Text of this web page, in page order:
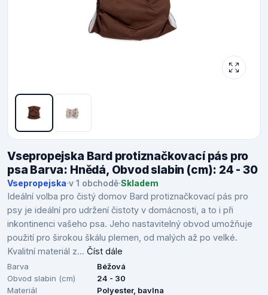
Vsepropejska Bard protiznačkovací pás pro
psa Barva: Hnědá, Obvod slabin (cm): 24 - 30
Vsepropejska·v 1 obchodě·Skladem
Ideální volba pro čistý domov Bard protiznačkovací pás pro
psy je ideální pro udržení čistoty v domácnosti, a to i při
inkontinenci vašeho psa. Jeho nastavitelný obvod umožňuje
použití pro širokou škálu plemen, od malých až po velké.
Kvalitní materiál z... Číst dále
Barva
Béžová
Obvod slabin (cm)
24 - 30
Materiál
Polyester, bavlna